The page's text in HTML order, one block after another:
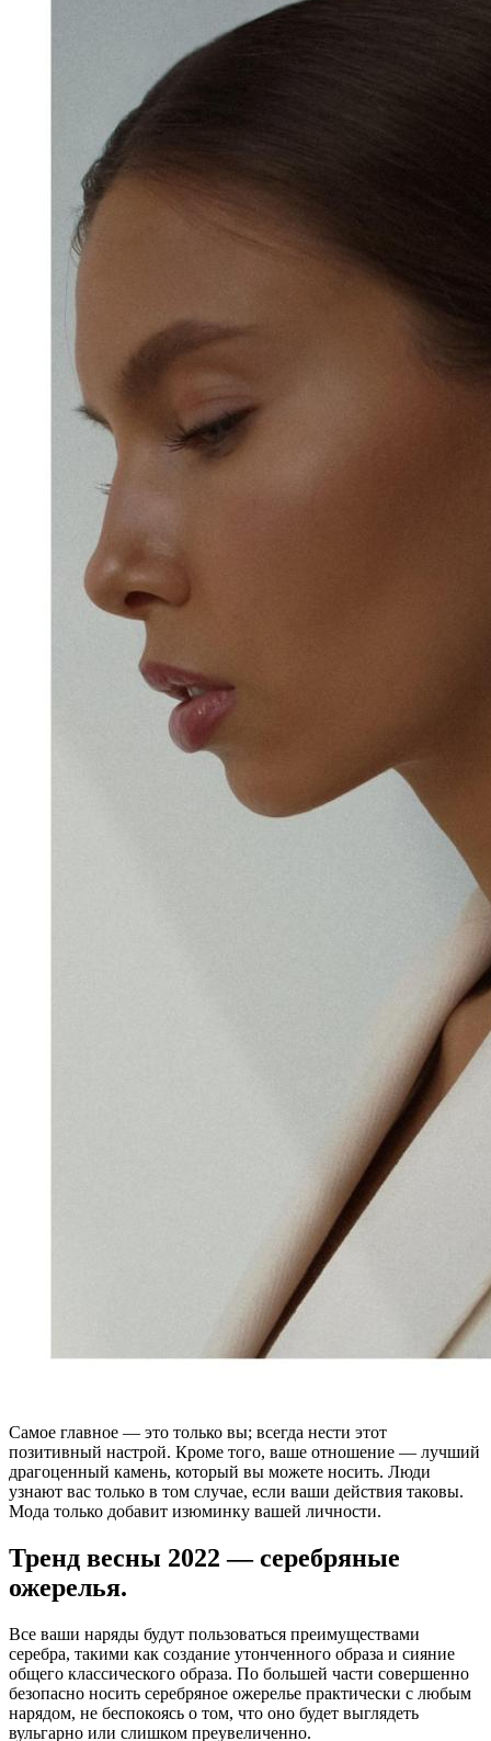
Самое главное — это только вы; всегда нести этот
позитивный настрой. Кроме того, ваше отношение — лучший
драгоценный камень, который вы можете носить. Люди
узнают вас только в том случае, если ваши действия таковы.
Мода только добавит изюминку вашей личности.
Тренд весны 2022 — серебряные
ожерелья.
Все ваши наряды будут пользоваться преимуществами
серебра, такими как создание утонченного образа и сияние
общего классического образа. По большей части совершенно
безопасно носить серебряное ожерелье практически с любым
нарядом, не беспокоясь о том, что оно будет выглядеть
вульгарно или слишком преувеличенно.